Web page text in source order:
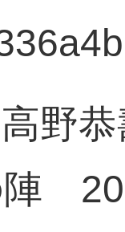
野
陣